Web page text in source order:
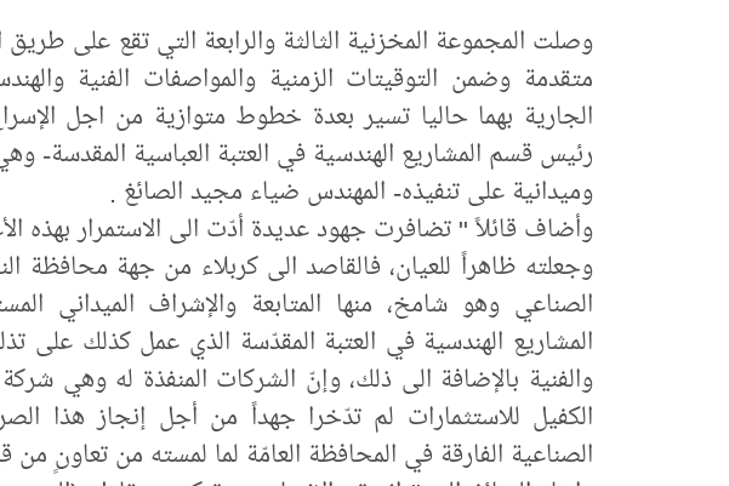
وصلت المجموعة المخزنية الثالثة والرابعة التي تقع على
متقدمة وضمن التوقيتات الزمنية والمواصفات الفنية
الجارية بهما حاليا تسير بعدة خطوط متوازية من اجل
رئيس قسم المشاريع الهندسية في العتبة العباسية المقدسة-
وميدانية على تنفيذه- المهندس ضياء مجيد الصائغ .
وأضاف قائلاً " تضافرت جهود عديدة أدّت الى الاستمرار بهذه
وجعلته ظاهراً للعيان، فالقاصد الى كربلاء من جهة محافظة
الصناعي وهو شامخ، منها المتابعة والإشراف الميداني
المشاريع الهندسية في العتبة المقدّسة الذي عمل كذلك على
الكفيل للاستثمارات لم تدّخرا جهداً من أجل إنجاز هذا
الصناعية الفارقة في المحافظة العامّة لما لمسته من تعاونٍ من